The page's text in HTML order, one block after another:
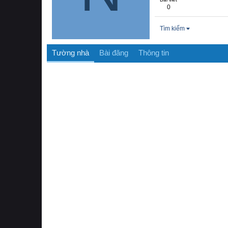
0
Tìm kiếm
Tường nhà Bài đăng Thông tin